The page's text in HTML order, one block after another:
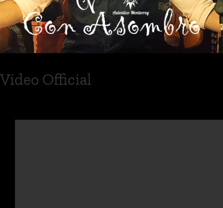
Video Official